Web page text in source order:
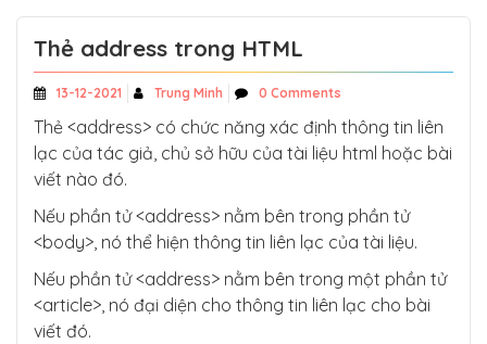
Thẻ address trong HTML
13-12-2021 Trung Minh 0 Comments
Thẻ <address> có chức năng xác định thông tin liên
lạc của tác giả, chủ sở hữu của tài liệu html hoặc bài
viết nào đó.
Nếu phần tử <address> nằm bên trong phần tử
<body>, nó thể hiện thông tin liên lạc của tài liệu.
Nếu phần tử <address> nằm bên trong một phần tử
<article>, nó đại diện cho thông tin liên lạc cho bài
viết đó.